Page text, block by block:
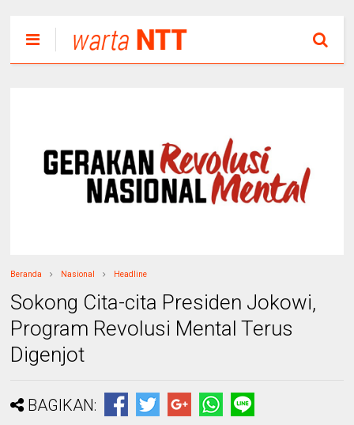
Beranda Nasional Headline
Sokong Cita-cita Presiden Jokowi,
Program Revolusi Mental Terus
Digenjot
BAGIKAN: